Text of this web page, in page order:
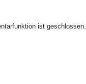
ist geschlossen.